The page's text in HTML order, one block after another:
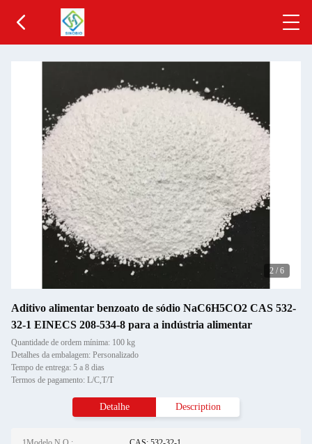
2 / 6
Aditivo alimentar benzoato de sódio NaC6H5CO2 CAS 532-
32-1 EINECS 208-534-8 para a indústria alimentar
Quantidade de ordem mínima: 100 kg
Detalhes da embalagem: Personalizado
Tempo de entrega: 5 a 8 dias
Termos de pagamento: L/C,T/T
Detalhe Description